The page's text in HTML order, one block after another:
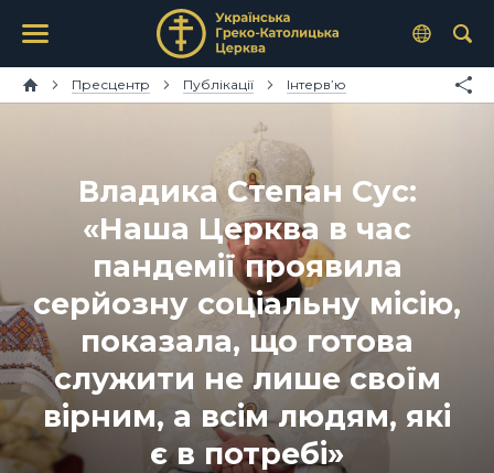
Пресцентр Публікації Інтерв’ю
Владика Степан Сус:
«Наша Церква в час
пандемії проявила
серйозну соціальну місію,
показала, що готова
служити не лише своїм
вірним, а всім людям, які
є в потребі»